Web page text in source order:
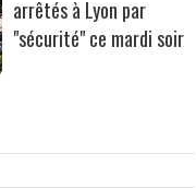
arrêtés à Lyon par
"sécurité" ce mardi soir